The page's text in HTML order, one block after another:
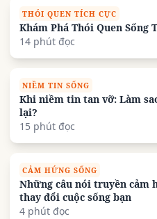
THÓI QUEN TÍCH CỰC
Khám Phá Thói Quen Sống
14 phút đọc
NIỀM TIN SỐNG
Khi niềm tin tan vỡ: Làm
lại?
15 phút đọc
CẢM HỨNG SỐNG
Những câu nói truyền cảm
thay đổi cuộc sống bạn
4 phút đọc